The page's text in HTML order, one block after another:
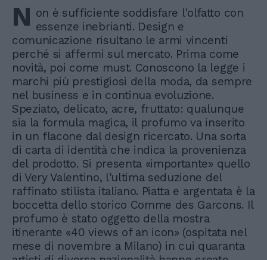
N on è sufficiente soddisfare l'olfatto con
essenze inebrianti. Design e
comunicazione risultano le armi vincenti
perché si affermi sul mercato. Prima come
novità, poi come must. Conoscono la legge i
marchi più prestigiosi della moda, da sempre
nel business e in continua evoluzione.
Speziato, delicato, acre, fruttato: qualunque
sia la formula magica, il profumo va inserito
in un flacone dal design ricercato. Una sorta
di carta di identità che indica la provenienza
del prodotto. Si presenta «importante» quello
di Very Valentino, l'ultima seduzione del
raffinato stilista italiano. Piatta e argentata è la
boccetta dello storico Comme des Garcons. Il
profumo è stato oggetto della mostra
itinerante «40 views of an icon» (ospitata nel
mese di novembre a Milano) in cui quaranta